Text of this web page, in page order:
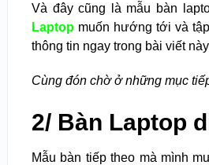
Và đây cũng là mẫu bàn
Laptopmuốn hướng tới và
thông tin ngay trong bài viết
Cùng đón chờ ở những mục
2/ Bàn Laptop
Mẫu bàn tiếp theo mà mình